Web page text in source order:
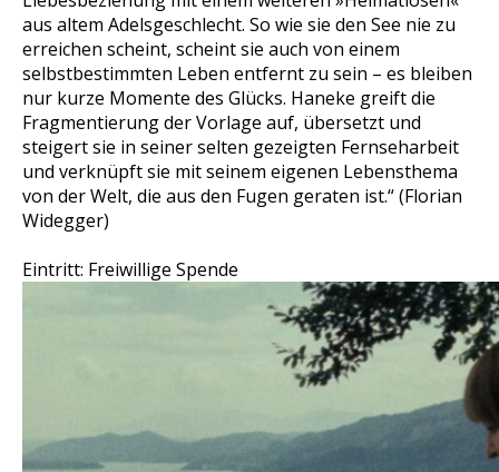
aus altem Adelsgeschlecht. So wie sie den See nie zu
erreichen scheint, scheint sie auch von einem
selbstbestimmten Leben entfernt zu sein – es bleiben
nur kurze Momente des Glücks. Haneke greift die
Fragmentierung der Vorlage auf, übersetzt und
steigert sie in seiner selten gezeigten Fernseharbeit
und verknüpft sie mit seinem eigenen Lebensthema
von der Welt, die aus den Fugen geraten ist.“ (Florian
Widegger)
Eintritt: Freiwillige Spende